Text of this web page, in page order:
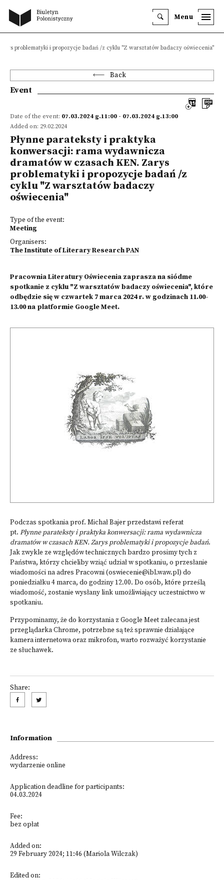
Menu
problematyki i propozycje badań /z cyklu "Z warsztatów badaczy oświecenia"
Back
Event
Date of the event: 07.03.2024 g.11:00 - 07.03.2024 g.13:00
Added on: 29.02.2024
Płynne parateksty i praktyka
konwersacji: rama wydawnicza
dramatów w czasach KEN. Zarys
problematyki i propozycje badań /z
cyklu "Z warsztatów badaczy
oświecenia"
Type of the event:
Meeting
Organisers:
The Institute of Literary Research PAN
Pracownia Literatury Oświecenia zaprasza na siódme
spotkanie z cyklu "Z warsztatów badaczy oświecenia", które
odbędzie się w czwartek 7 marca 2024 r. w godzinach 11.00-
13.00 na platformie Google Meet.
Podczas spotkania prof. Michał Bajer przedstawi referat
pt. Płynne parateksty i praktyka konwersacji: rama wydawnicza
dramatów w czasach KEN. Zarys problematyki i propozycje badań.
Jak zwykle ze względów technicznych bardzo prosimy tych z
Państwa, którzy chcieliby wziąć udział w spotkaniu, o przesłanie
wiadomości na adres Pracowni (oswiecenie@ibl.waw.pl) do
poniedziałku 4 marca, do godziny 12.00. Do osób, które prześlą
wiadomość, zostanie wysłany link umożliwiający uczestnictwo w
spotkaniu.
Przypominamy, że do korzystania z Google Meet zalecana jest
przeglądarka Chrome, potrzebne są też sprawnie działające
kamera internetowa oraz mikrofon, warto rozważyć korzystanie
ze słuchawek.
Share:
Information
Address:
wydarzenie online
Application deadline for participants:
04.03.2024
Fee:
bez opłat
Added on:
29 February 2024; 11:46 (Mariola Wilczak)
Edited on: